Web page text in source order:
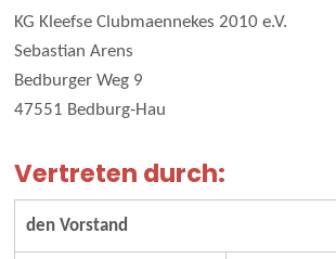
KG Kleefse Clubmaennekes 2010 e.V.
Sebastian Arens
Bedburger Weg 9
47551 Bedburg-Hau
Vertreten durch:
den Vorstand